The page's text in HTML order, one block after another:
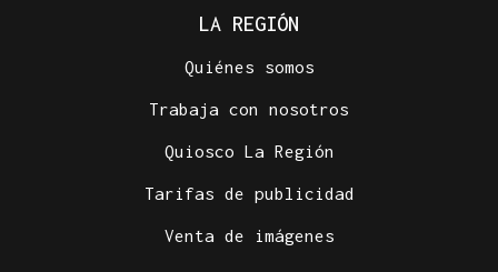
LA REGIÓN
Quiénes somos
Trabaja con nosotros
Quiosco La Región
Tarifas de publicidad
Venta de imágenes